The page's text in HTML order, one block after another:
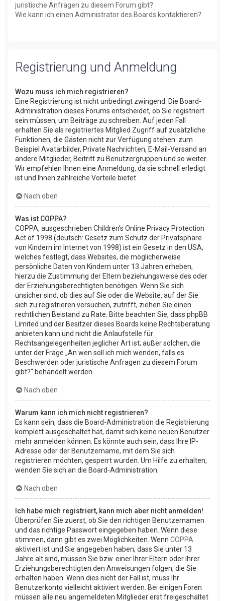
juristische Anfragen zu diesem Forum gibt?
Wie kann ich einen Administrator des Boards kontaktieren?
Registrierung und Anmeldung
Wozu muss ich mich registrieren?
Eine Registrierung ist nicht unbedingt zwingend. Die Board-
Administration dieses Forums entscheidet, ob Sie registriert
sein müssen, um Beiträge zu schreiben. Auf jeden Fall
erhalten Sie als registriertes Mitglied Zugriff auf zusätzliche
Funktionen, die Gästen nicht zur Verfügung stehen: zum
Beispiel Avatarbilder, Private Nachrichten, E-Mail-Versand an
andere Mitglieder, Beitritt zu Benutzergruppen und so weiter.
Wir empfehlen Ihnen eine Anmeldung, da sie schnell erledigt
ist und Ihnen zahlreiche Vorteile bietet.
Nach oben
Was ist COPPA?
COPPA, ausgeschrieben Children’s Online Privacy Protection
Act of 1998 (deutsch: Gesetz zum Schutz der Privatsphäre
von Kindern im Internet von 1998) ist ein Gesetz in den USA,
welches festlegt, dass Websites, die möglicherweise
persönliche Daten von Kindern unter 13 Jahren erheben,
hierzu die Zustimmung der Eltern beziehungsweise des oder
der Erziehungsberechtigten benötigen. Wenn Sie sich
unsicher sind, ob dies auf Sie oder die Website, auf der Sie
sich zu registrieren versuchen, zutrifft, ziehen Sie einen
rechtlichen Beistand zu Rate. Bitte beachten Sie, dass phpBB
Limited und der Besitzer dieses Boards keine Rechtsberatung
anbieten kann und nicht die Anlaufstelle für
Rechtsangelegenheiten jeglicher Art ist; außer solchen, die
unter der Frage „An wen soll ich mich wenden, falls es
Beschwerden oder juristische Anfragen zu diesem Forum
gibt?“ behandelt werden.
Nach oben
Warum kann ich mich nicht registrieren?
Es kann sein, dass die Board-Administration die Registrierung
komplett ausgeschaltet hat, damit sich keine neuen Benutzer
mehr anmelden können. Es könnte auch sein, dass Ihre IP-
Adresse oder der Benutzername, mit dem Sie sich
registrieren möchten, gesperrt wurden. Um Hilfe zu erhalten,
wenden Sie sich an die Board-Administration.
Nach oben
Ich habe mich registriert, kann mich aber nicht anmelden!
Überprüfen Sie zuerst, ob Sie den richtigen Benutzernamen
und das richtige Passwort eingegeben haben. Wenn diese
stimmen, dann gibt es zwei Möglichkeiten. Wenn COPPA
aktiviert ist und Sie angegeben haben, dass Sie unter 13
Jahre alt sind, müssen Sie bzw. einer Ihrer Eltern oder Ihrer
Erziehungsberechtigten den Anweisungen folgen, die Sie
erhalten haben. Wenn dies nicht der Fall ist, muss Ihr
Benutzerkonto vielleicht aktiviert werden. Bei einigen Foren
müssen alle neu angemeldeten Mitglieder erst freigeschaltet